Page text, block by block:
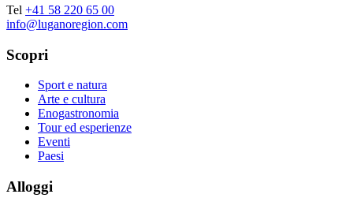
Tel +41 58 220 65 00
info@luganoregion.com
Scopri
Sport e natura
Arte e cultura
Enogastronomia
Tour ed esperienze
Eventi
Paesi
Alloggi